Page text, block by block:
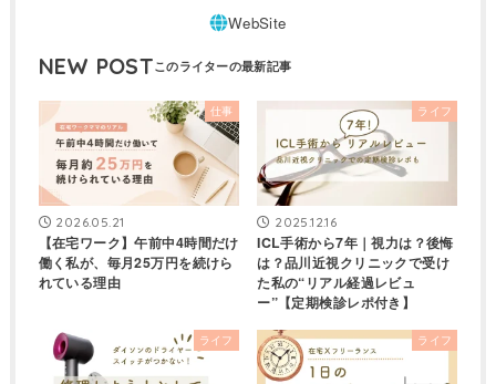
NEW POST
仕事
2026.05.21
【在宅ワーク】午前中4時間だけ
働く私が、毎月25万円を続けら
れている理由
ライフ
2025.12.16
ICL手術から7年｜視力は？後悔
は？品川近視クリニックで受け
た私の“リアル経過レビュ
ー”【定期検診レポ付き】
ライフ ライフ